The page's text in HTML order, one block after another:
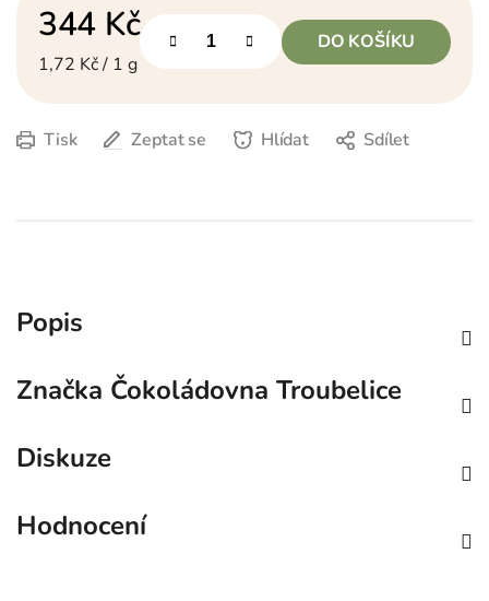
344 Kč
Měrná cena:
1,72 Kč / 1 g
DO KOŠÍKU
Tisk Zeptat se Hlídat Sdílet
Popis
Značka Čokoládovna Troubelice
Diskuze
Hodnocení